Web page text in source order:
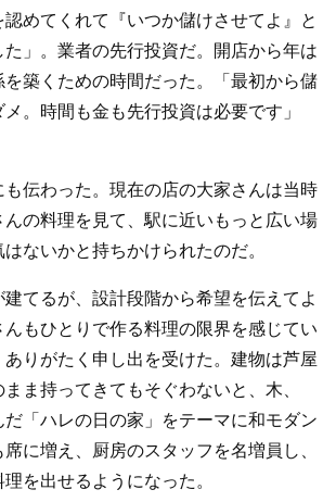
めてくれて『いつか儲けさせてよ』と
」。業者の先行投資だ。開店から年は
を築くための時間だった。「最初から儲
。時間も金も先行投資は必要です」
も伝わった。現在の店の大家さんは当時
の料理を見て、駅に近いもっと広い場
ないかと持ちかけられたのだ。
てるが、設計段階から希望を伝えてよ
もひとりで作る料理の限界を感じてい
りがたく申し出を受けた。建物は芦屋
ま持ってきてもそぐわないと、木、
「ハレの日の家」をテーマに和モダン
に増え、厨房のスタッフを名増員し、
を出せるようになった。